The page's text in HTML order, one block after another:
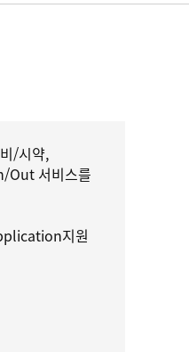
/시약,
Out 서비스를
지원